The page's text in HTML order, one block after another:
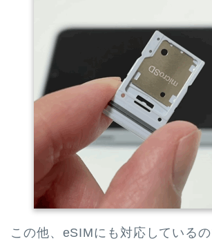
この他、eSIMにも対応している